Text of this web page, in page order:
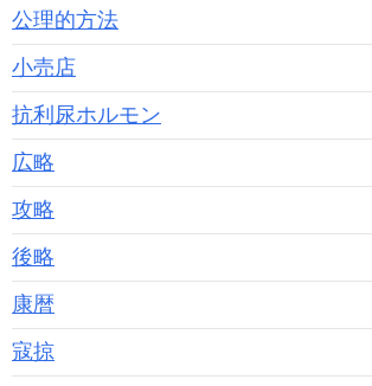
公理的方法
小売店
抗利尿ホルモン
広略
攻略
後略
康暦
寇掠